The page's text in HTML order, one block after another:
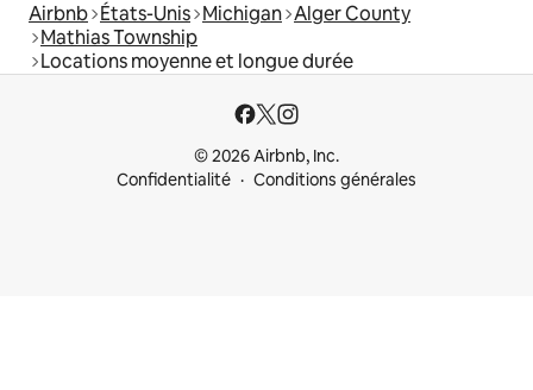
Airbnb États-Unis Michigan Alger County
Mathias Township
Locations moyenne et longue durée
© 2026 Airbnb, Inc.
Confidentialité
Conditions générales